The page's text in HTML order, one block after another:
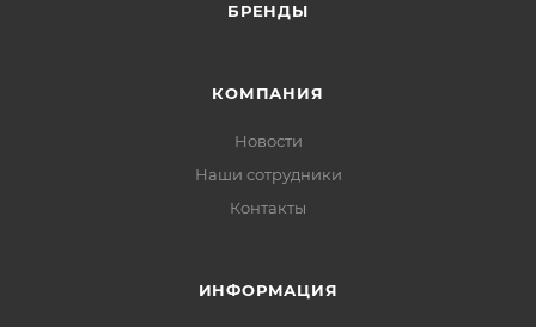
БРЕНДЫ
КОМПАНИЯ
Новости
Наши сотрудники
Контакты
ИНФОРМАЦИЯ